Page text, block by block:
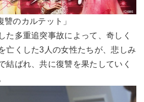
讐のカルテット」
た多重追突事故によって、奇しく
亡くした3人の女性たちが、悲しみ
結ばれ、共に復讐を果たしていく